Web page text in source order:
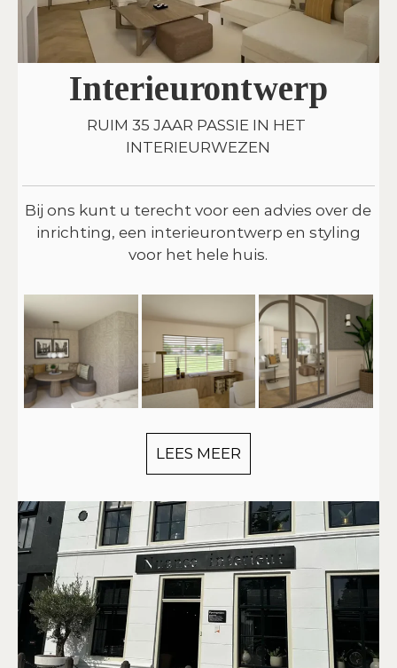
Interieurontwerp
RUIM 35 JAAR PASSIE IN HET
INTERIEURWEZEN
Bij ons kunt u terecht voor een advies over de
inrichting, een interieurontwerp en styling
voor het hele huis.
LEES MEER